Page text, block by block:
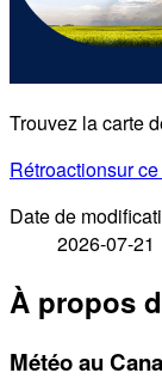
Trouvez la carte
Rétroactionsur
Date de
2026-07-21
À propos
Météo au